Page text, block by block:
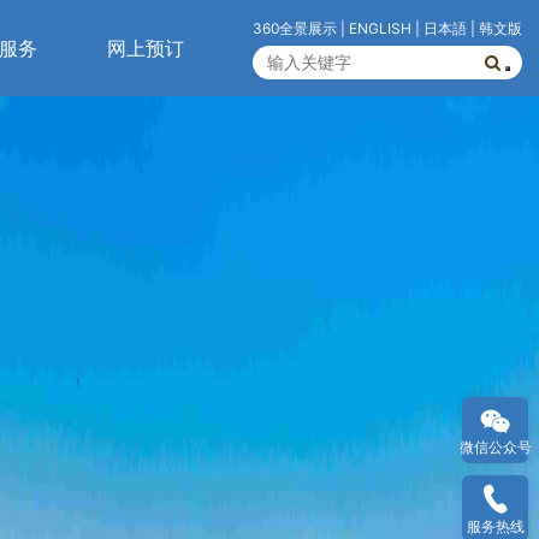
360全景展示 ENGLISH 日本語 韩文版
务 网上预订
微信公众号
服务热线